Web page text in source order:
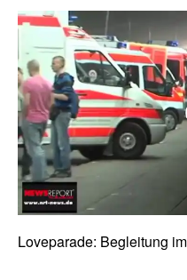
Play/Pause
Mute/Unmute
Loveparade: Begleitung